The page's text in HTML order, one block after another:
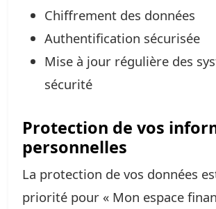
Chiffrement des données
Authentification sécurisée
Mise à jour régulière des
sécurité
Protection de vos
personnelles
La protection de vos données
priorité pour « Mon espace